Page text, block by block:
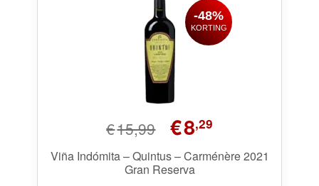
€15,99
Oorspronkelijke
prijs
was:
€15,99.
€8,29Huidige
is:
Viña Indómita – Quintus – Carménère 2021
Gran Reserva
-48%
KORTING